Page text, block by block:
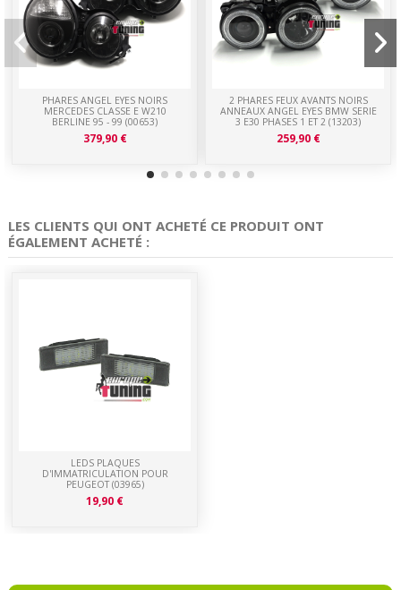
PHARES ANGEL EYES NOIRS
MERCEDES CLASSE E W210
BERLINE 95 - 99 (00653)
379,90 €
2 PHARES FEUX AVANTS NOIRS
ANNEAUX ANGEL EYES BMW SERIE
3 E30 PHASES 1 ET 2 (13203)
259,90 €
LES CLIENTS QUI ONT ACHETÉ CE PRODUIT ONT
ÉGALEMENT ACHETÉ :
LEDS PLAQUES
D'IMMATRICULATION POUR
PEUGEOT (03965)
19,90 €